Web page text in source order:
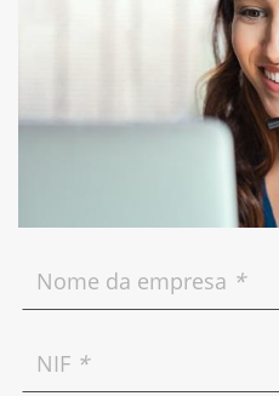
Nome da empresa *
NIF *